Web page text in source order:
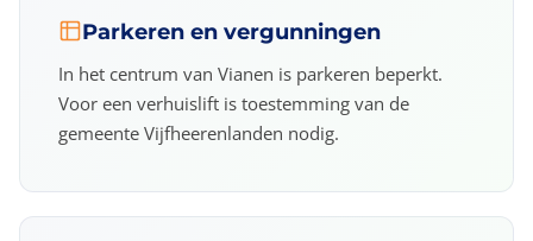
Parkeren en vergunningen
In het centrum van Vianen is parkeren beperkt.
Voor een verhuislift is toestemming van de
gemeente Vijfheerenlanden nodig.